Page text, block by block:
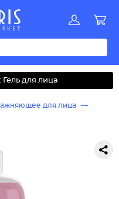
YZАБВДЗИМОКЛНПРСТУФ
Гель для лица
для лица